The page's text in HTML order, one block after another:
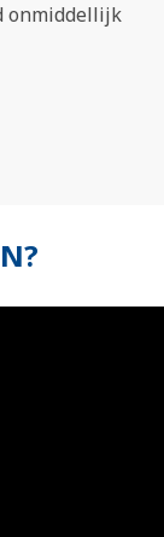
onmiddellijk